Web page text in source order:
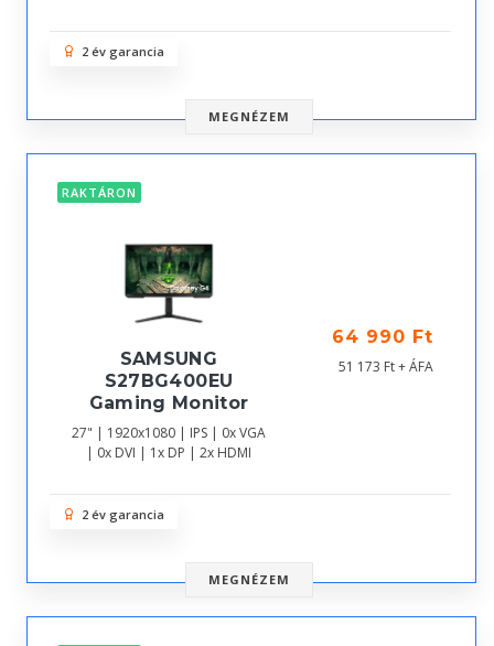
2 év garancia
MEGNÉZEM
RAKTÁRON
SAMSUNG
S27BG400EU
Gaming Monitor
27" | 1920x1080 | IPS | 0x VGA
| 0x DVI | 1x DP | 2x HDMI
64 990 Ft
51 173 Ft + ÁFA
2 év garancia
MEGNÉZEM